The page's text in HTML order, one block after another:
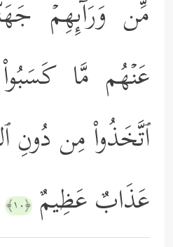
مِّن وَرَاۤىِٕهِمۡ
عَنۡهُم مَّا
ٱتَّخَذُواْ مِن دُونِ
عَذَابٌ عَظِیمٌ ﴿١٠﴾